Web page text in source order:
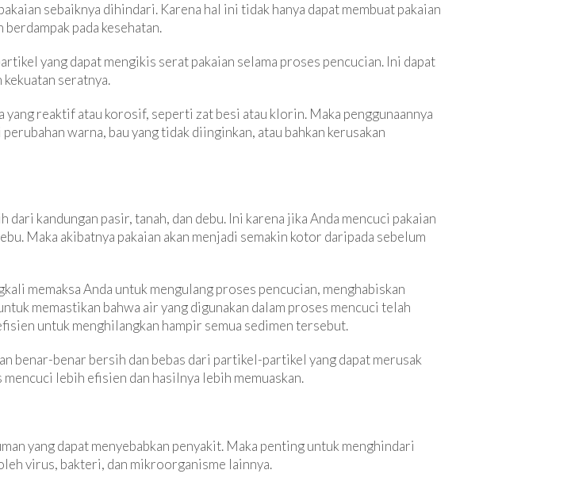
sebaiknya dihindari. Karena hal ini tidak hanya dapat membuat pakaian
pada kesehatan.
yang dapat mengikis serat pakaian selama proses pencucian. Ini dapat
seratnya.
reaktif atau korosif, seperti zat besi atau klorin. Maka penggunaannya
warna, bau yang tidak diinginkan, atau bahkan kerusakan
kandungan pasir, tanah, dan debu. Ini karena jika Anda mencuci pakaian
Maka akibatnya pakaian akan menjadi semakin kotor daripada sebelum
memaksa Anda untuk mengulang proses pencucian, menghabiskan
memastikan bahwa air yang digunakan dalam proses mencuci telah
untuk menghilangkan hampir semua sedimen tersebut.
benar-benar bersih dan bebas dari partikel-partikel yang dapat merusak
lebih efisien dan hasilnya lebih memuaskan.
yang dapat menyebabkan penyakit. Maka penting untuk menghindari
virus, bakteri, dan mikroorganisme lainnya.